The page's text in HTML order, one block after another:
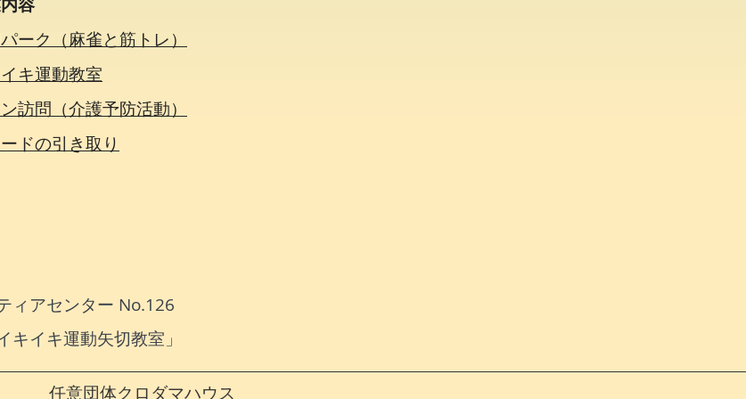
容
ーク（麻雀と筋トレ）
キ運動教室
訪問（介護予防活動）
ドの引き取り
ィアセンター No.126
イキ運動矢切教室」
​任意団体クロダマハウス